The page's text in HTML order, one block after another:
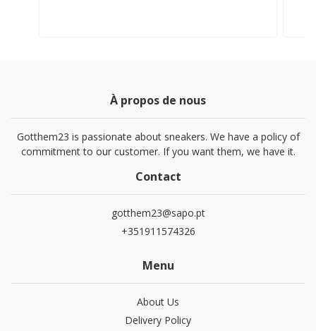
À propos de nous
Gotthem23 is passionate about sneakers. We have a policy of
commitment to our customer. If you want them, we have it.
Contact
gotthem23@sapo.pt
+351911574326
Menu
About Us
Delivery Policy